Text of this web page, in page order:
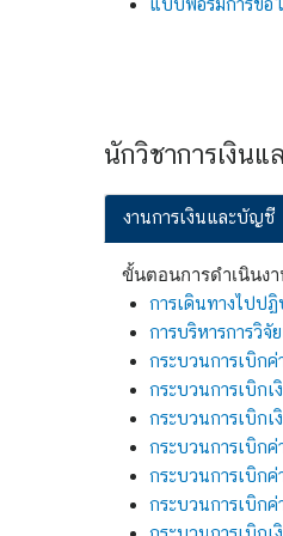
นักวิชาการเงิน
งานการเงินและบัญชี
ขั้นตอนการดำเนินง
การเดินทางไปปฏิ
การบริหารการวิ
กระบวนการเบิก
กระบวนการเบิก
กระบวนการเบิกเ
กระบวนการเบิก
กระบวนการเบิกค่
กระบวนการเบิก